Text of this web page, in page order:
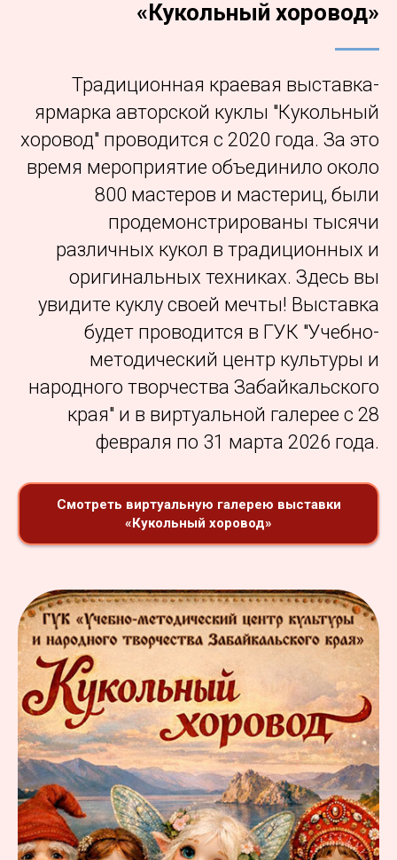
«Кукольный хоровод»
Традиционная краевая выставка-
ярмарка авторской куклы "Кукольный
хоровод" проводится с 2020 года. За это
время мероприятие объединило около
800 мастеров и мастериц, были
продемонстрированы тысячи
различных кукол в традиционных и
оригинальных техниках. Здесь вы
увидите куклу своей мечты! Выставка
будет проводится в ГУК "Учебно-
методический центр культуры и
народного творчества Забайкальского
края" и в виртуальной галерее с 28
февраля по 31 марта 2026 года.
Смотреть виртуальную галерею выставки
«Кукольный хоровод»